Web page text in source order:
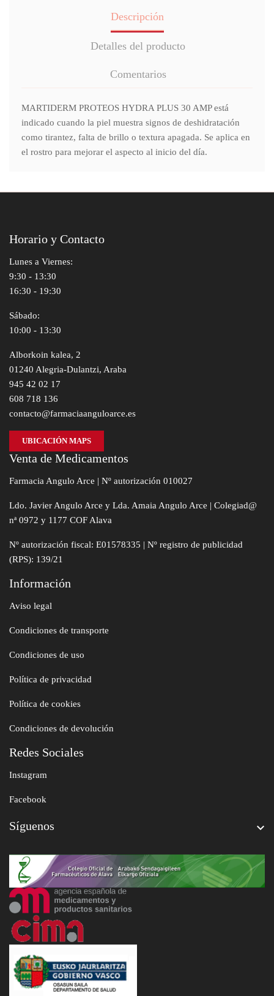
Descripción
Detalles del producto
Comentarios
MARTIDERM PROTEOS HYDRA PLUS 30 AMP está
indicado cuando la piel muestra signos de deshidratación
como tirantez, falta de brillo o textura apagada. Se aplica en
el rostro para mejorar el aspecto al inicio del día.
Horario y Contacto
Lunes a Viernes:
9:30 - 13:30
16:30 - 19:30
Sábado:
10:00 - 13:30
Alborkoin kalea, 2
01240 Alegria-Dulantzi, Araba
945 42 02 17
608 718 136
contacto@farmaciaanguloarce.es
UBICACIÓN MAPS
Venta de Medicamentos
Farmacia Angulo Arce | Nº autorización 010027
Ldo. Javier Angulo Arce y Lda. Amaia Angulo Arce | Colegiad@
nª 0972 y 1177 COF Alava
Nº autorización fiscal: E01578335 | Nº registro de publicidad
(RPS): 139/21
Información
Aviso legal
Condiciones de transporte
Condiciones de uso
Política de privacidad
Política de cookies
Condiciones de devolución
Redes Sociales
Instagram
Facebook
Síguenos 